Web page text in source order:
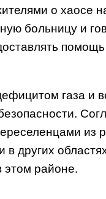
о хаосе
больницу и
газа и
из
других
этом районе.